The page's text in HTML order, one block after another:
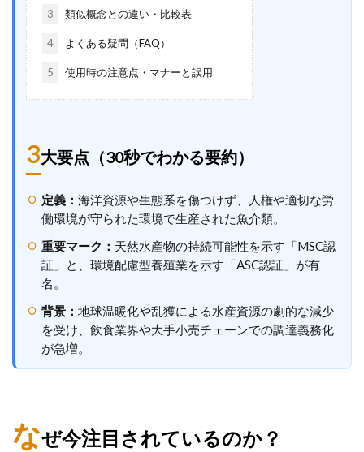
3 類似概念との違い・比較表
4 よくある疑問（FAQ）
5 使用時の注意点・マナーと誤用
3大要点（30秒でわかる要約）
定義： 海洋資源や生態系を傷つけず、人権や適切な労
働環境が守られた環境で生産された魚介類。
重要マーク： 天然水産物の持続可能性を示す「MSC認
証」と、環境配慮型養殖業を示す「ASC認証」が有
名。
背景： 地球温暖化や乱獲による水産資源の劇的な減少
を受け、飲食業界や大手小売チェーンでの調達義務化
が急増。
なぜ今注目されているのか？